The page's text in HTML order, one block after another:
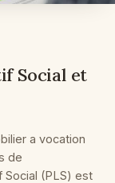
Social et
a vocation
de
Social (PLS) est